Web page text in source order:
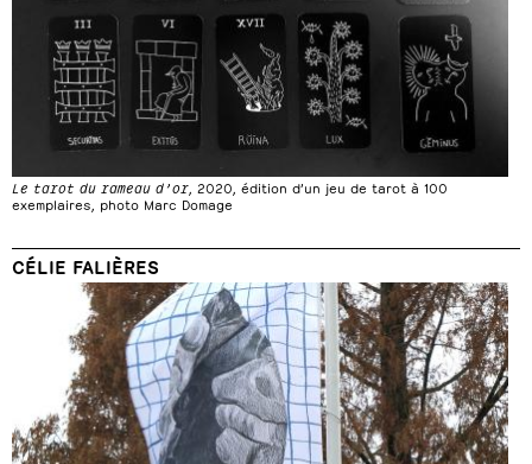
Le tarot du rameau d’or , 2020, édition d’un jeu de tarot à 100
exemplaires, photo Marc Domage
CÉLIE FALIÈRES